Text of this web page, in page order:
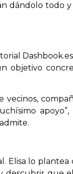
dándolo todo
objetivo
Elisa lo plantea